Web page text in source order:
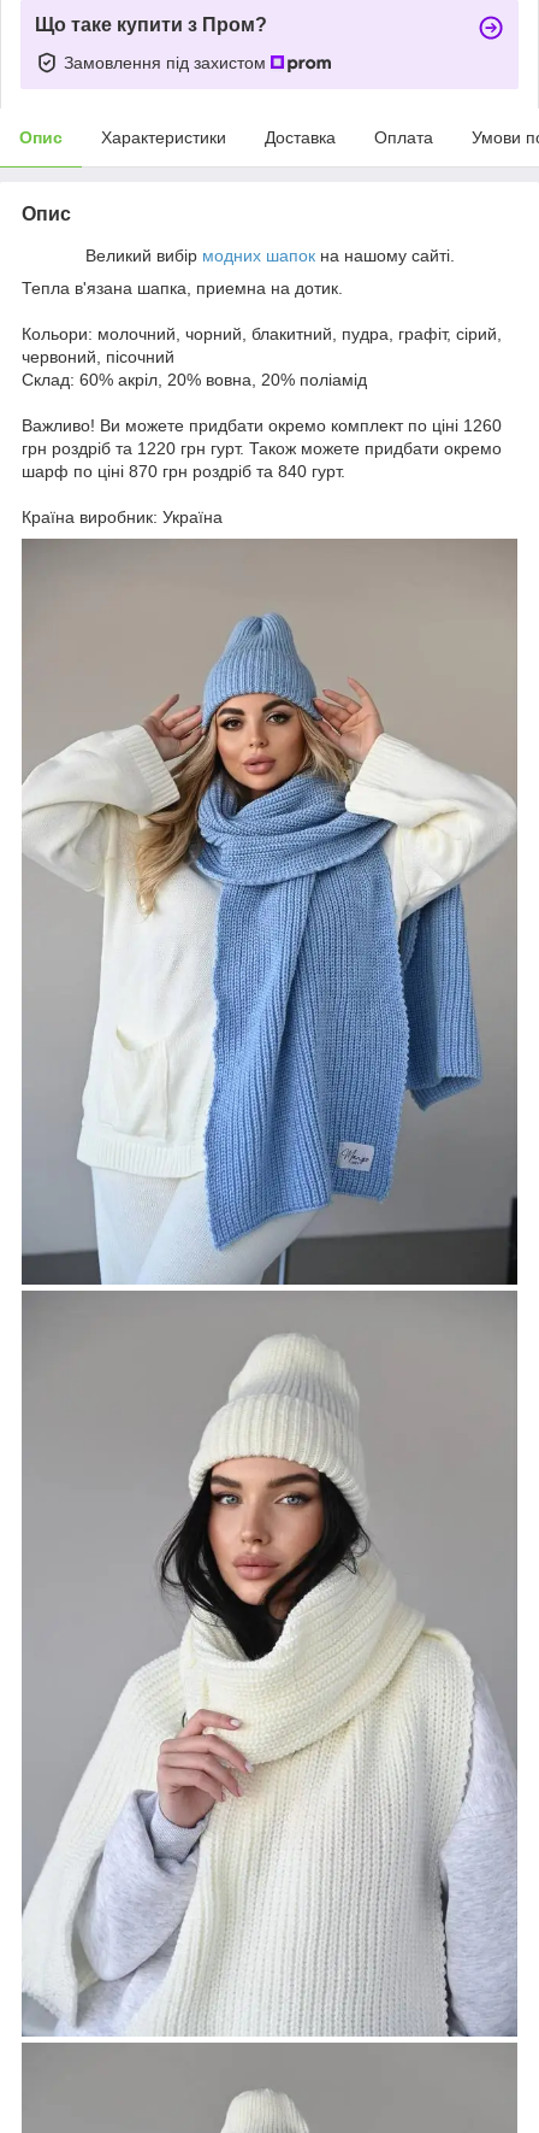
Що таке купити з Пром?
Замовлення під захистом
Опис Характеристики Доставка Оплата Умови
Опис
Великий вибір модних шапокна нашому сайті.
Тепла в'язана шапка, приемна на дотик.
Кольори: молочний, чорний, блакитний, пудра, графіт, сірий,
червоний, пісочний
Склад: 60% акріл, 20% вовна, 20% поліамід
Важливо! Ви можете придбати окремо комплект по ціні 1260
грн роздріб та 1220 грн гурт. Також можете придбати окремо
шарф по ціні 870 грн роздріб та 840 гурт.
Країна виробник: Україна